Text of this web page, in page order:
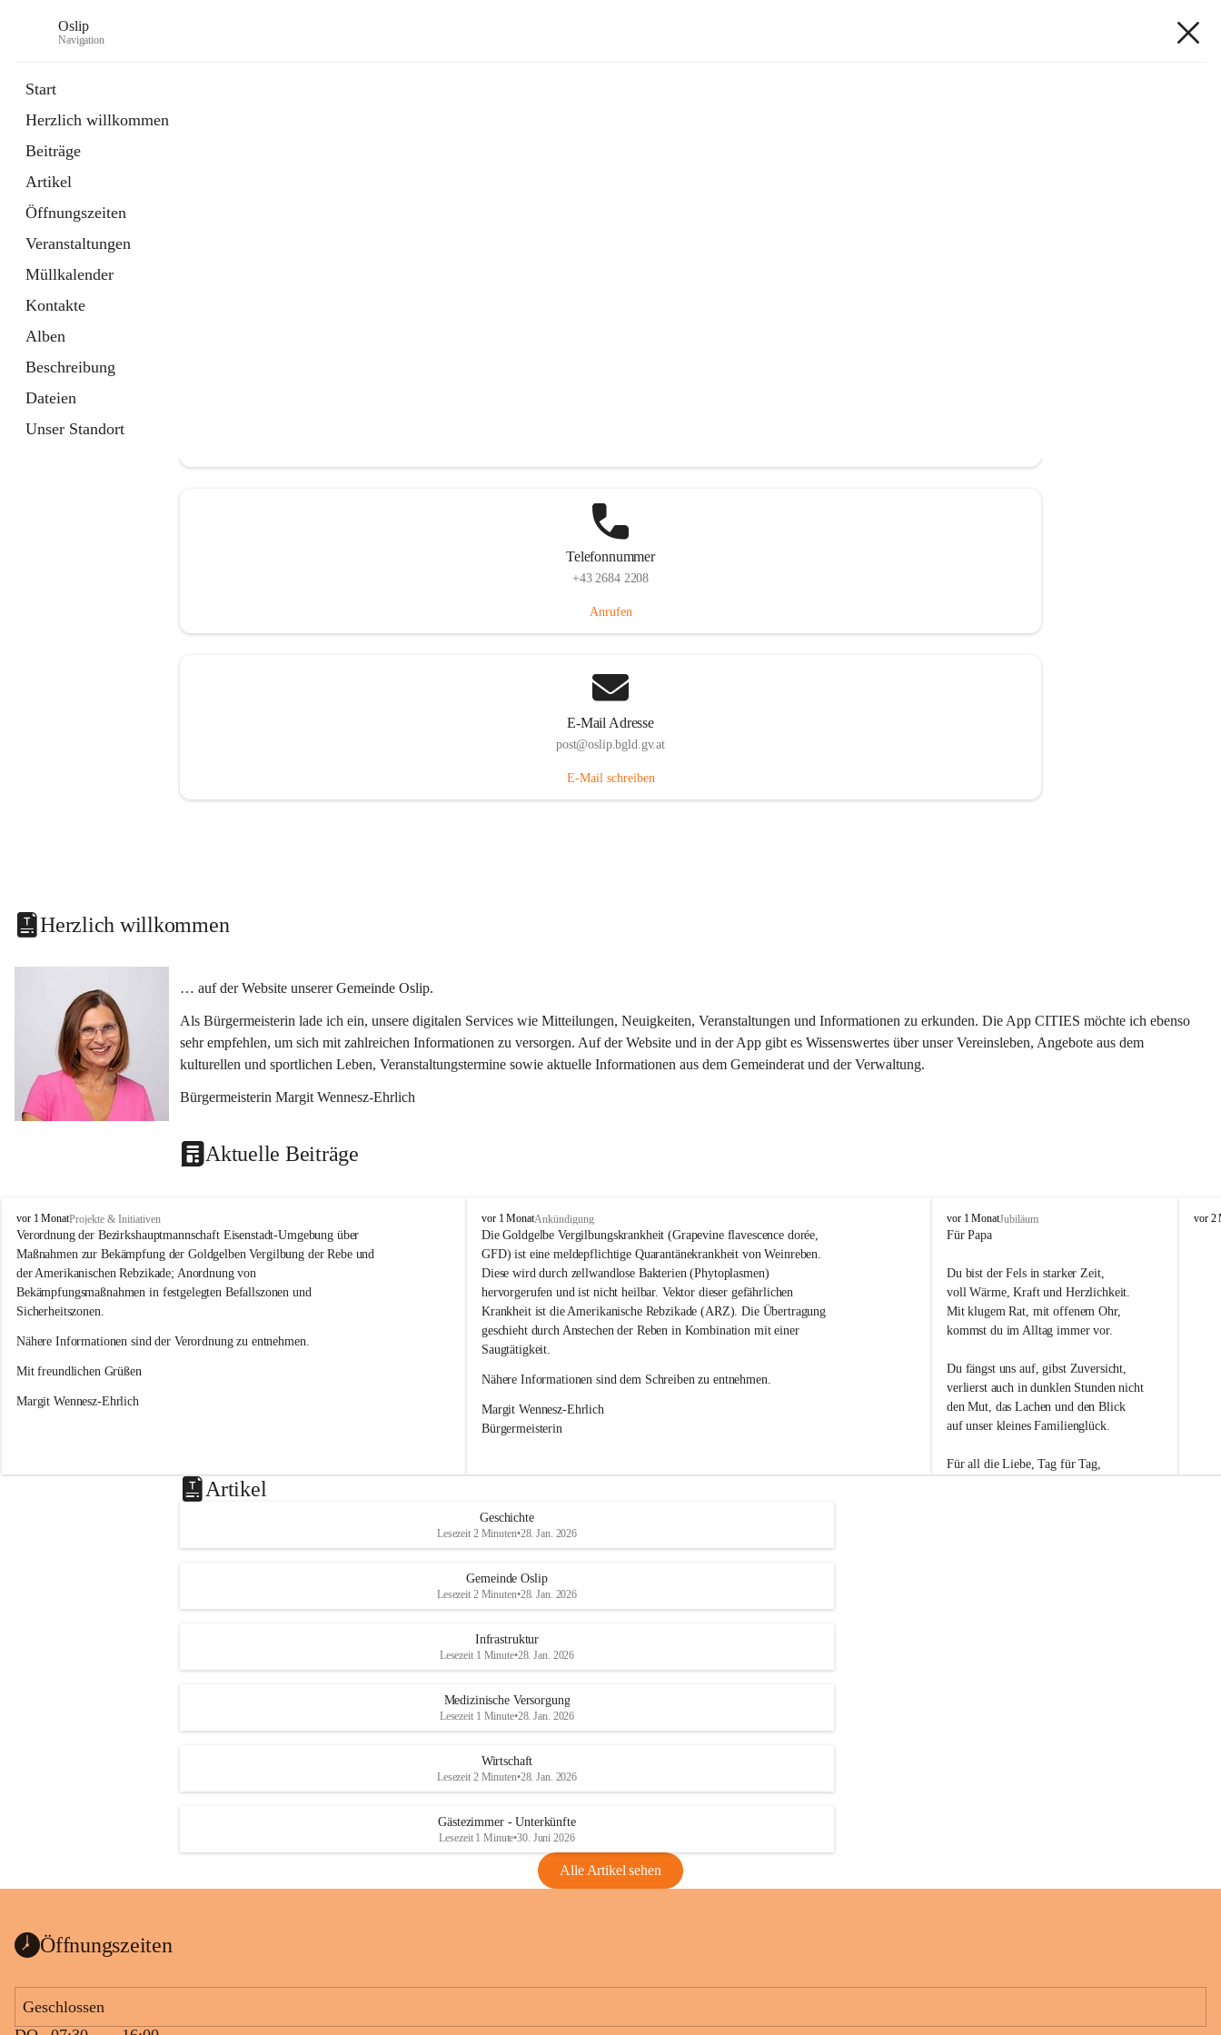
Oslip
Navigation
Start
Herzlich willkommen
Beiträge
Artikel
Öffnungszeiten
Veranstaltungen
Müllkalender
Kontakte
Alben
Beschreibung
Dateien
Unser Standort
Telefonnummer
+43 2684 2208
Anrufen
E-Mail Adresse
post@oslip.bgld.gv.at
E-Mail schreiben
Herzlich willkommen
… auf der Website unserer Gemeinde Oslip.
Als Bürgermeisterin lade ich ein, unsere digitalen Services wie Mitteilungen, Neuigkeiten, Veranstaltungen und Informationen zu erkunden. Die App CITIES möchte ich ebenso
sehr empfehlen, um sich mit zahlreichen Informationen zu versorgen. Auf der Website und in der App gibt es Wissenswertes über unser Vereinsleben, Angebote aus dem
kulturellen und sportlichen Leben, Veranstaltungstermine sowie aktuelle Informationen aus dem Gemeinderat und der Verwaltung.
Bürgermeisterin Margit Wennesz-Ehrlich
Aktuelle Beiträge
O
s
l
i
p
vor 1 MonatProjekte & Initiativen
Verordnung der Bezirkshauptmannschaft Eisenstadt-Umgebung über
Maßnahmen zur Bekämpfung der Goldgelben Vergilbung der Rebe und
der Amerikanischen Rebzikade; Anordnung von
Bekämpfungsmaßnahmen in festgelegten Befallszonen und
Sicherheitszonen.
Nähere Informationen sind der Verordnung zu entnehmen.
Mit freundlichen Grüßen
Margit Wennesz-Ehrlich
O
s
l
i
p
vor 1 MonatAnkündigung
Die Goldgelbe Vergilbungskrankheit (Grapevine flavescence dorée,
GFD) ist eine meldepflichtige Quarantänekrankheit von Weinreben.
Diese wird durch zellwandlose Bakterien (Phytoplasmen)
hervorgerufen und ist nicht heilbar. Vektor dieser gefährlichen
Krankheit ist die Amerikanische Rebzikade (ARZ). Die Übertragung
geschieht durch Anstechen der Reben in Kombination mit einer
Saugtätigkeit.
Nähere Informationen sind dem Schreiben zu entnehmen.
Margit Wennesz-Ehrlich
Bürgermeisterin
O
s
i
vor 1 MonatJubiläum
Für Papa
Du bist der Fels in starker Zeit,
voll Wärme, Kraft und Herzlichkeit.
Mit klugem Rat, mit offenem Ohr,
kommst du im Alltag immer vor.
Du fängst uns auf, gibst Zuversicht,
verlierst auch in dunklen Stunden nicht
den Mut, das Lachen und den Blick
auf unser kleines Familienglück.
Für all die Liebe, Tag für Tag,
O
vor 2
Artikel
Geschichte
Lesezeit 2 Minuten•28. Jan. 2026
Gemeinde Oslip
Lesezeit 2 Minuten•28. Jan. 2026
Infrastruktur
Lesezeit 1 Minute•28. Jan. 2026
Medizinische Versorgung
Lesezeit 1 Minute•28. Jan. 2026
Wirtschaft
Lesezeit 2 Minuten•28. Jan. 2026
Gästezimmer - Unterkünfte
Lesezeit 1 Minute•30. Juni 2026
Alle Artikel sehen
Öffnungszeiten
Geschlossen